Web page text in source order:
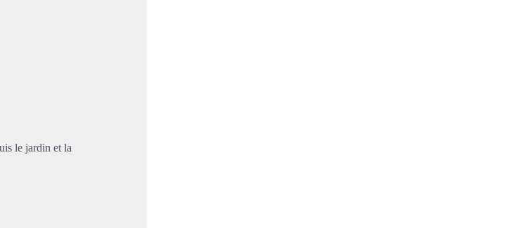
le jardin et la